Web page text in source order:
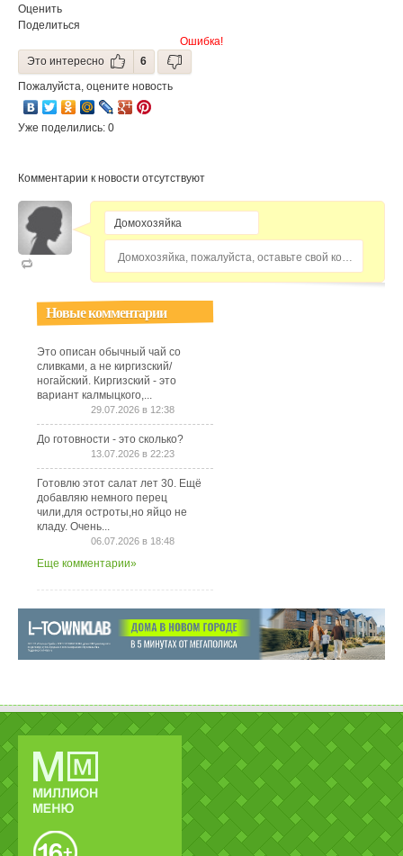
Оценить
Поделиться
Ошибка!
Это интересно
6
Пожалуйста, оцените новость
Уже поделились: 0
Комментарии к новости отсутствуют
Домохозяйка, пожалуйста, оставьте свой комментарий...
Новые комментарии
Это описан обычный чай со
сливками, а не киргизский/
ногайский. Киргизский - это
вариант калмыцкого,...
29.07.2026 в 12:38
До готовности - это сколько?
13.07.2026 в 22:23
Готовлю этот салат лет 30. Ещё
добавляю немного перец
чили,для остроты,но яйцо не
кладу. Очень...
06.07.2026 в 18:48
Еще комментарии»